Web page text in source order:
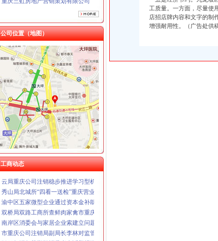
重庆宝鹰汽车销售有限公司
重庆鸽牌电线电缆有限公司 渝北10010万 (进出口权)
重庆傲志众达投资咨询有限责任公司 渝九1000万 （增资）
重庆臣夫商贸有限公司 （执照专让）
重庆国洪体育设施有限公司
重庆星竣贸易有限责任公司 渝中100万 （进出口权）
重庆海谛升进出口贸易有限公司 渝北100万 （进出口权）
重庆奕欣锦诚商贸有限公司 渝九50万 （工商注册）
重庆信同广告有限公司 渝沙50万 （工商注册）
重庆三虹房地产营销策划有限公司
重庆宝鹰汽车销售有限公司
公司位置（地图）
工商动态
工商动态
我市重庆分公司注销出台在校大创办微型企业相关办法
渝北局行政约谈沃尔玛超市重庆公司注销指出五点问题
市局六项措施推进“双”重庆营业执照注销行动后期工作
市重庆代办公司局副巡视员高印平率队到南川局开展考核考察工作
渝北局推行“一单通”重庆代办公司工作取得阶段成效
南岸局实行市场准入“四规范”重庆税务注销积服务区域经济发展
长寿局重庆代办公司大力促进非公经济组织创先争优
沙坪坝局重庆分公司注销三举措帮扶中小企业融资4.8亿元
江津局重庆税务注销以四个注重为抓手大力发展微型企业
垫江局重庆代办公司全面完成微型企业试点发展任务
云局重庆公司注销稳步推进学习型机关建设成效明显
秀山局北城所“四看一送检”重庆营业执照注销加中秋月饼市场监管
渝中区五家微型企业通过资本金补助评审
双桥局双路工商所查鲜肉家禽市重庆分公司注销场保秩序
南岸区消委会与家居企业索建立问题家居先行赔偿机制
市重庆公司注销局副局长李林对监管巡查体系改革推进工作提出四点要求
2011年端午节期间消费者申诉举报咨询处理况综述
工质量。一方面，尽量使
店招店牌内容和文字的制
增强耐用性。（广告处供稿